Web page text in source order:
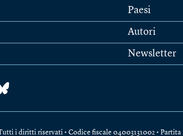
Paesi
Autori
Newsletter
i diritti riservati • Codice fiscale 04003131002 •